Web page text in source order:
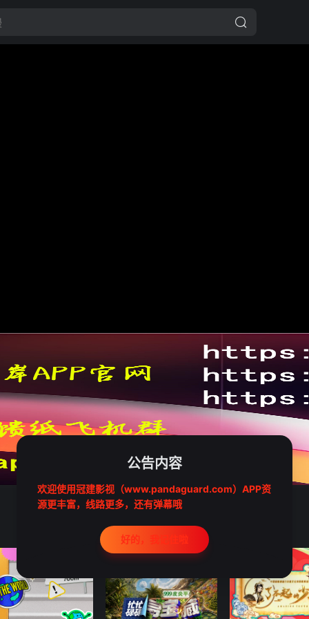
公告内容
欢迎使用冠建影视（www.pandaguard.com）APP资
源更丰富，线路更多，还有弹幕哦
好的，我记住啦